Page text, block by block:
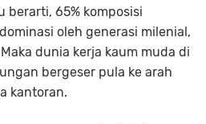
berarti, 65% komposisi
oleh generasi milenial,
dunia kerja kaum muda di
bergeser pula ke arah
kantoran.